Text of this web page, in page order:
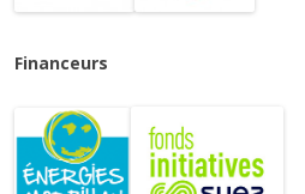
Financeurs